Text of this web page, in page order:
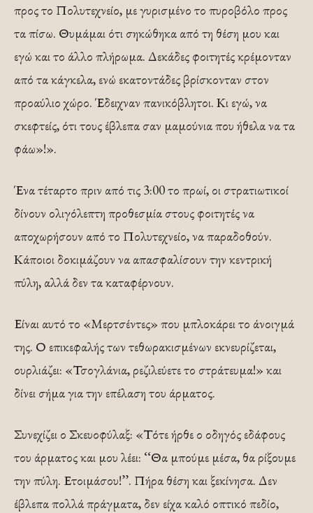
προς το Πολυτεχνείο, με γυρισμένο το πυροβόλο προς
τα πίσω. Θυμάμαι ότι σηκώθηκα από τη θέση μου και
εγώ και το άλλο πλήρωμα. Δεκάδες φοιτητές κρέμονταν
από τα κάγκελα, ενώ εκατοντάδες βρίσκονταν στον
προαύλιο χώρο. Έδειχναν πανικόβλητοι. Κι εγώ, να
σκεφτείς, ότι τους έβλεπα σαν μαμούνια που ήθελα να τα
φάω»!».
Ένα τέταρτο πριν από τις 3:00 το πρωί, οι στρατιωτικοί
δίνουν ολιγόλεπτη προθεσμία στους φοιτητές να
αποχωρήσουν από το Πολυτεχνείο, να παραδοθούν.
Κάποιοι δοκιμάζουν να απασφαλίσουν την κεντρική
πύλη, αλλά δεν τα καταφέρνουν.
Είναι αυτό το «Μερτσέντες» που μπλοκάρει το άνοιγμά
της. Ο επικεφαλής των τεθωρακισμένων εκνευρίζεται,
ουρλιάζει: «Τσογλάνια, ρεζιλεύετε το στράτευμα!» και
δίνει σήμα για την επέλαση του άρματος.
Συνεχίζει ο Σκευοφύλαξ: «Τότε ήρθε ο οδηγός εδάφους
του άρματος και μου λέει: ‘‘Θα μπούμε μέσα, θα ρίξουμε
την πύλη. Ετοιμάσου!’’. Πήρα θέση και ξεκίνησα. Δεν
έβλεπα πολλά πράγματα, δεν είχα καλό οπτικό πεδίο,